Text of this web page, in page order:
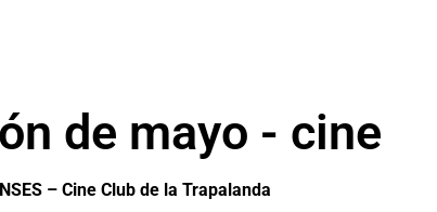
de mayo - cine
– Cine Club de la Trapalanda